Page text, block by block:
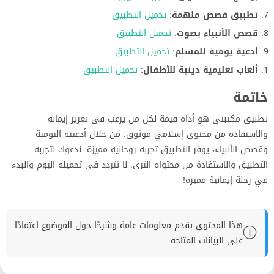
تطبيق قصص ملهمة: تحميل التطبيق
قصص الأنبياء بصوت: تحميل التطبيق
أدعية يومية للمسلم: تحميل التطبيق
ألعاب تعليمية دينية للأطفال: تحميل التطبيق
خاتمة
تطبيق مكتبتي هو أداة قيمة لكل من يرغب في تعزيز إيمانه
والاستفادة من محتوى إسلامي موثوق. من خلال أدعيته اليومية
وقصص الأنبياء، يوفر التطبيق تجربة روحانية مميزة. ندعوك لتجربة
التطبيق والاستفادة من محتواه الثري. لا تتردد في تحميله اليوم والبدء
في رحلة إيمانية مميزة!
ⓘهذا المحتوى يقدم معلومات عامة وشرحًا حول الموضوع اعتمادًا
على البيانات المتاحة.